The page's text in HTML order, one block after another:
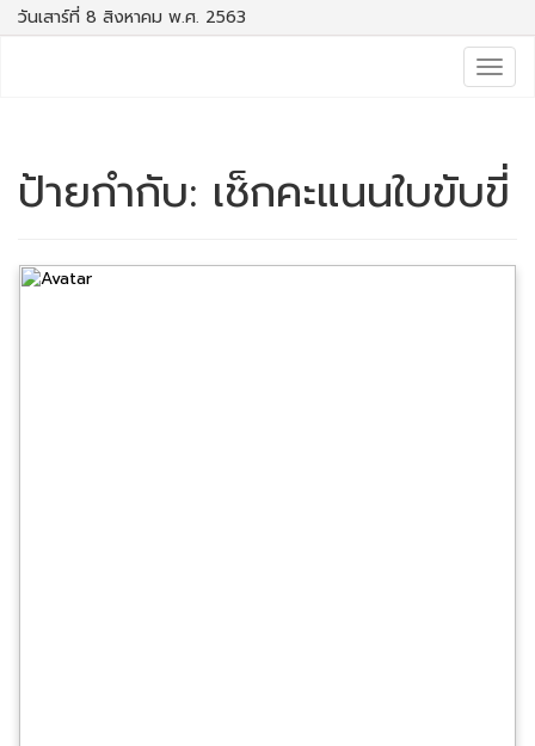
วันเสาร์ที่ 8 สิงหาคม พ.ศ. 2563
ป้ายกำกับ: เช็กคะแนนใบขับขี่